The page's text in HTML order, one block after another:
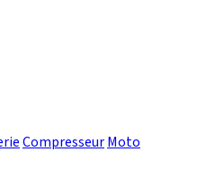
CompresseurMoto